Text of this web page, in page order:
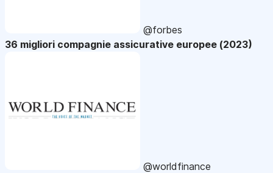
@forbes
36 migliori compagnie assicurative europee (2023)
@worldfinance